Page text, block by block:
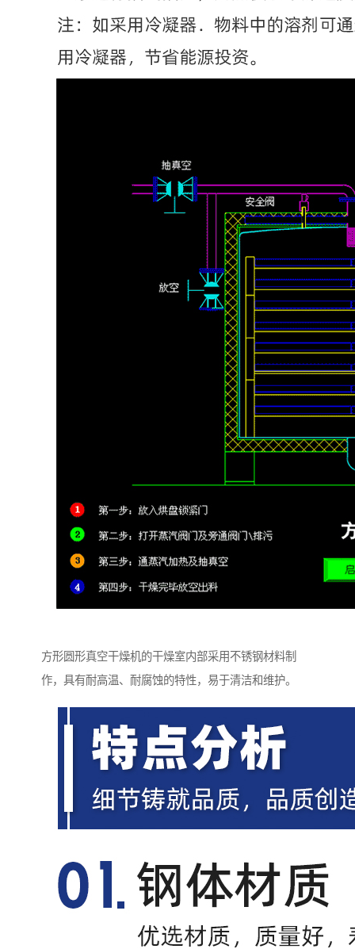
方形圆形真空干燥机的干燥室内部采用不锈钢材料制
作，具有耐高温、耐腐蚀的特性，易于清洁和维护。